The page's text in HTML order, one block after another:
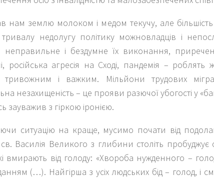
нам землю молоком і медом текучу, але
недолугу політику можновладців і
неправильне і бездумне їх виконання,
російська агресія на Сході, пандемія – роблять
тривожним і важким. Мільйони трудових
незахищеність – це прояви разючої убогості у «
зауважив з гіркою іронією.
ситуацію на краще, мусимо почати від
Василія Великого з глибини століть
вмирають від голоду: «Хвороба нужденного –
(…). Найгірша з усіх людських бід – голод, і